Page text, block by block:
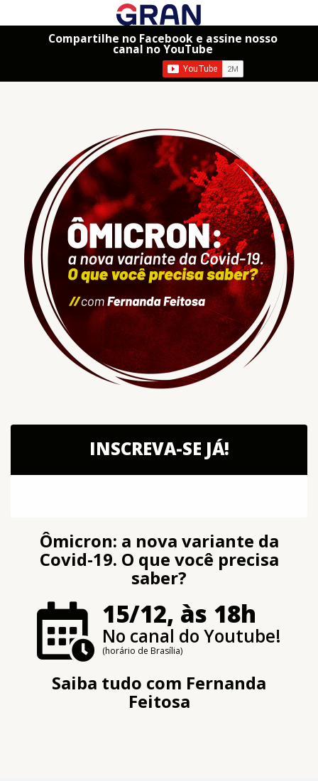
Compartilhe no Facebook e assine nosso
canal no YouTube
INSCREVA-SE JÁ!
Ômicron: a nova variante da
Covid-19. O que você precisa
saber?
15/12, às 18h
No canal do Youtube!
(horário de Brasília)
Saiba tudo com Fernanda
Feitosa